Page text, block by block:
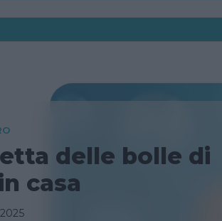
delle bolle di
casa